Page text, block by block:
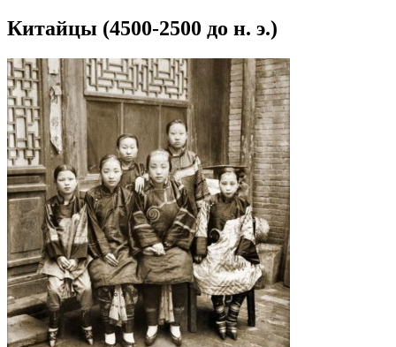
Китайцы (4500-2500 до н. э.)